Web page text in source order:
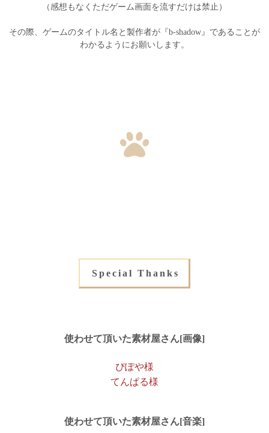
（感想もなくただゲーム画面を流すだけは禁止）
その際、ゲームのタイトル名と製作者が『b-shadow』であることが
わかるようにお願いします。
Special Thanks
使わせて頂いた素材屋さん[画像]
ぴぽや様
てんぱる様
使わせて頂いた素材屋さん[音楽]